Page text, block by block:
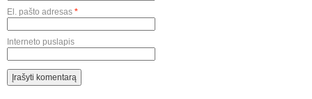
El. pašto adresas *
Interneto puslapis